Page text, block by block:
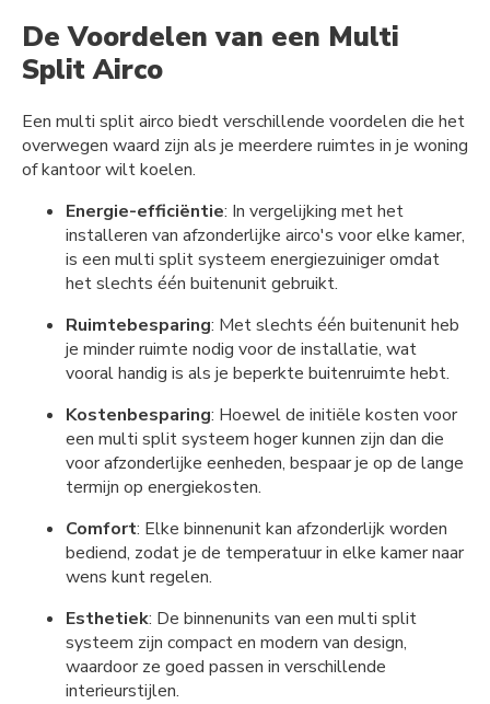
De Voordelen van een Multi
Split Airco
Een multi split airco biedt verschillende voordelen die het
overwegen waard zijn als je meerdere ruimtes in je woning
of kantoor wilt koelen.
Energie-efficiëntie: In vergelijking met het
installeren van afzonderlijke airco's voor elke kamer,
is een multi split systeem energiezuiniger omdat
het slechts één buitenunit gebruikt.
Ruimtebesparing: Met slechts één buitenunit heb
je minder ruimte nodig voor de installatie, wat
vooral handig is als je beperkte buitenruimte hebt.
Kostenbesparing: Hoewel de initiële kosten voor
een multi split systeem hoger kunnen zijn dan die
voor afzonderlijke eenheden, bespaar je op de lange
termijn op energiekosten.
Comfort: Elke binnenunit kan afzonderlijk worden
bediend, zodat je de temperatuur in elke kamer naar
wens kunt regelen.
Esthetiek: De binnenunits van een multi split
systeem zijn compact en modern van design,
waardoor ze goed passen in verschillende
interieurstijlen.